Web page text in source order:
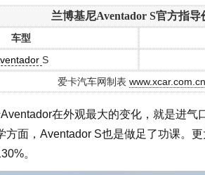
兰博基尼Aventador S官方指导
车型
S
爱卡汽车网制表 www.xcar.com.cn
在外观最大的变化，就是进气
方面，Aventador S也是做足了功课。
。